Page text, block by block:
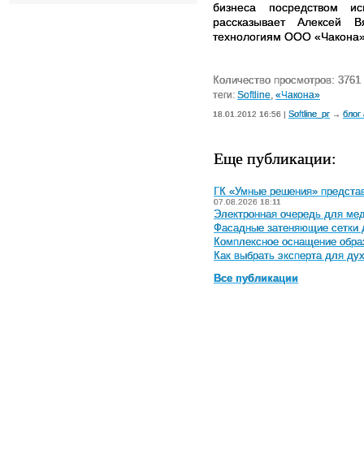
бизнеса посредством
рассказывает Алексей
технологиям ООО
Количество просмотров: 3761
теги: Softline «Чакона»
18.01.2012 16:56 | Softline_pr → блог
Еще публикации:
ГК «Умные решения»
07.08.2026 18:11
Электронная очередь для
Фасадные затеняющие сетки
Комплексное оснащение
Как выбрать эксперта для
Все публикации